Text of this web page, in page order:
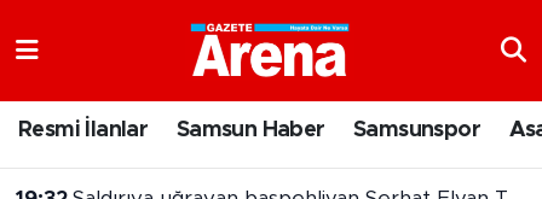
Resmi İlanlar Samsun Haber Samsunspor
19:32 Saldırıya uğrayan başpehlivan Serhat Elvan Tokat’a transfer oldu